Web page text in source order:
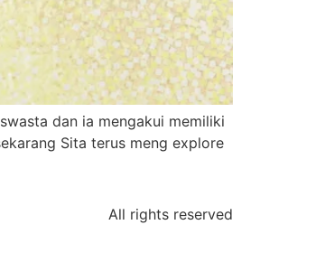
dan ia mengakui memiliki
Sita terus meng explore
All rights reserved